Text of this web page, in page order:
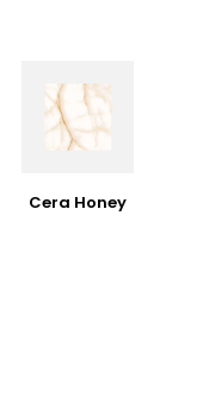
Cera Honey